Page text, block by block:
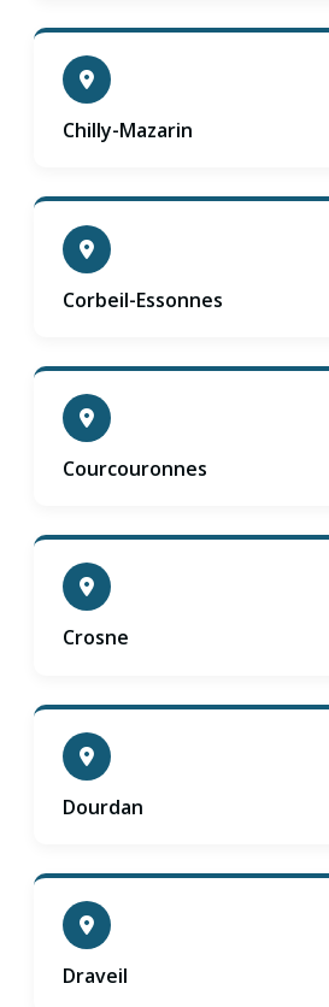
Chilly-Mazarin
Corbeil-Essonnes
Courcouronnes
Crosne
Dourdan
Draveil